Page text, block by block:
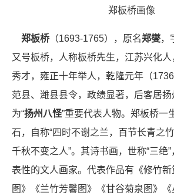
郑板桥画像
郑板桥（1693-1765），原名郑燮，
又号板桥，人称板桥先生，江苏兴化
秀才，雍正十年举人，乾隆元年（
范县、潍县县令，政绩显著，后客居扬
为“扬州八怪”重要代表人物。郑板桥一
石，自称“四时不谢之兰，百节长青之
千秋不变之人”。其诗书画，世称“三绝
表性的文人画家。代表作品有《修竹
图》《兰竹芳馨图》《甘谷菊泉图》《